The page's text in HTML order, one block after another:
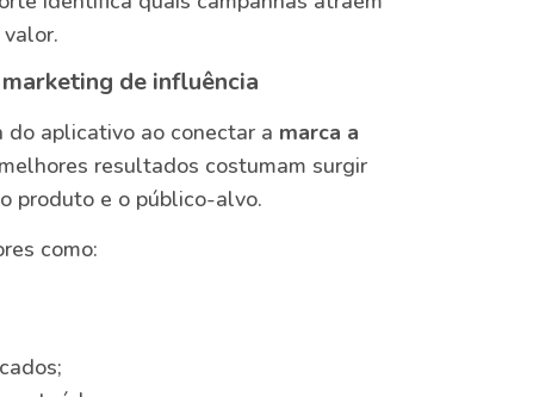
de influência
do aplicativo ao conectar a marca a
resultados costumam surgir
produto e o público-alvo.
como: